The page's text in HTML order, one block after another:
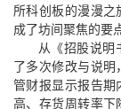
所科创板的漫漫之
成了坊间聚焦的要
从《招股说明
了多次修改与说
管财报显示报告期
高、存货周转率下